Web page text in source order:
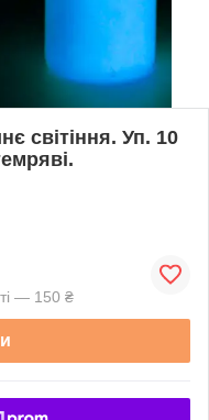
світіння. Уп. 10
— 150 ₴